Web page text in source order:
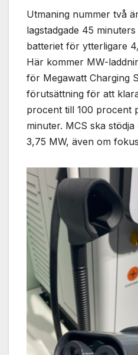
Utmaning nummer två
lagstadgade 45
batteriet för ytterligare
Här kommer MW-
för Megawatt Charging
förutsättning för att
procent till 100 procent
minuter. MCS ska
3,75 MW, även om